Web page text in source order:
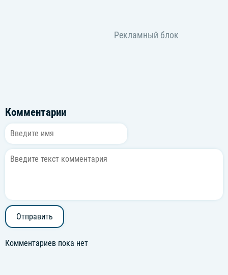
Комментарии
Отправить
Комментариев пока нет